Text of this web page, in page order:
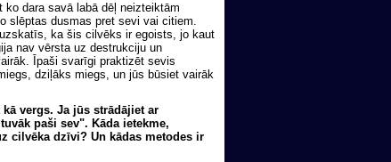
dara savā labā dēļ neizteiktām
slēptas dusmas pret sevi vai citiem.
ka šis cilvēks ir egoists, jo kaut
nav vērsta uz destrukciju un
Īpaši svarīgi praktizēt sevis
dziļāks miegs, un jūs būsiet vairāk
vergs. Ja jūs strādājiet ar
paši sev". Kāda ietekme,
cilvēka dzīvi? Un kādas metodes ir